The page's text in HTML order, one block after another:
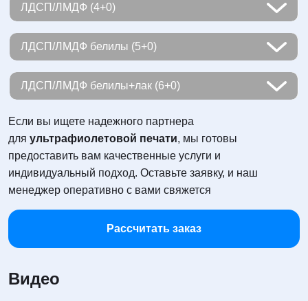
шт, до 5 м
шт, от 5 до 50
шт, от 50 до 150м²
шт, от 150м²
ЛДСП/ЛМДФ (4+0)
CMYK
1 750,00 ₽
1 500,00 ₽
1 350,00 ₽
1 250,00 ₽
ЛДСП/ЛМДФ белилы (5+0)
CMYK+белилы
2 750,00 ₽
1 900,00 ₽
1 650,00 ₽
1 550,00 ₽
ЛДСП/ЛМДФ белилы+лак (6+0)
CMYK+белилы+лак
3 750,00 ₽
2 300,00 ₽
1 950,00 ₽
Если вы ищете надежного партнера
для ультрафиолетовой печати, мы готовы
предоставить вам качественные услуги и
индивидуальный подход. Оставьте заявку, и наш
менеджер оперативно с вами свяжется
Рассчитать заказ
Видео